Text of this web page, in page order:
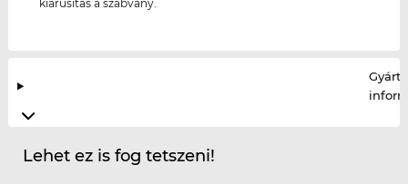
kiárusítás a szabvány.
Lehet ez is fog tetszeni!